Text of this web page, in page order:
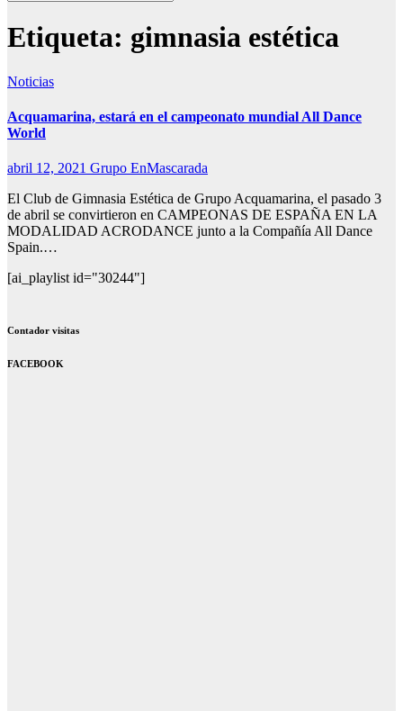
Etiqueta: gimnasia estética
Noticias
Acquamarina, estará en el campeonato mundial All Dance
World
abril 12, 2021 Grupo EnMascarada
El Club de Gimnasia Estética de Grupo Acquamarina, el pasado 3
de abril se convirtieron en CAMPEONAS DE ESPAÑA EN LA
MODALIDAD ACRODANCE junto a la Compañía All Dance
Spain.…
[ai_playlist id="30244"]
Contador visitas
FACEBOOK